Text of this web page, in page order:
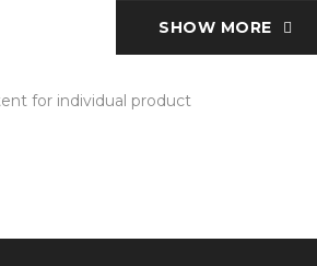
SHOW MORE
for individual product